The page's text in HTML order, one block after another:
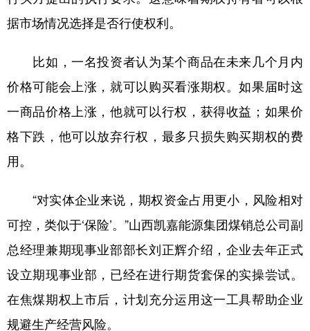
据市场情况选择是否行使权利。
比如，一名投资者认为某个商品在未来几个月内
价格可能会上涨，就可以购买看涨期权。如果届时这
一商品价格上涨，他就可以行权，获得收益；如果价
格下跌，他可以放弃行权，最多只损失购买期权的费
用。
“对实体企业来说，期权资金占用更小，风险相对
可控，类似于‘保险’。”山西凯嘉能源集团煤销总公司副
总经理兼期现事业部部长刘正辉介绍，企业去年正式
设立期现事业部，已经在进行期货套保的实操尝试。
在焦煤期权上市后，计划充分运用这一工具帮助企业
规避生产经营风险。